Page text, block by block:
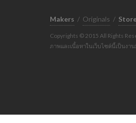
Makers / Originals /
Copyrights © 2015 All Rights
ภาพและเนื้อหาในเว็บไซต์นี้เป็นง